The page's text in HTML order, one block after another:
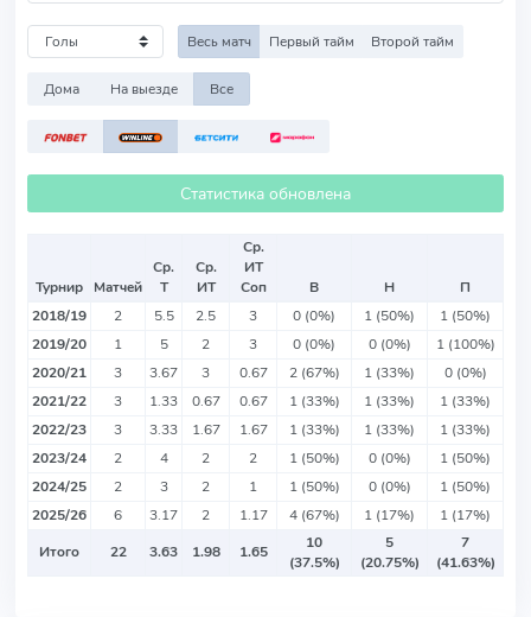
Весь матч Первый тайм Второй тайм
Дома На выезде Все
Статистика обновлена
Турнир Матчей
Ср.
Т
Ср.
ИТ
Ср.
ИТ
Соп
В Н
П
2018/19
2 5.5 2.5 3 0 (0%) 1 (50%)
1 (50%)
2019/20
1 5 2 3 0 (0%) 0 (0%)
1 (100%)
2020/21
3 3.67 3 0.67 2 (67%) 1 (33%)
0 (0%)
2021/22
3 1.33 0.67 0.67 1 (33%) 1 (33%)
1 (33%)
2022/23
3 3.33 1.67 1.67 1 (33%) 1 (33%)
1 (33%)
2023/24
2 4 2 2 1 (50%) 0 (0%)
1 (50%)
2024/25
2 3 2 1 1 (50%) 0 (0%)
1 (50%)
2025/26
6 3.17 2 1.17 4 (67%) 1 (17%)
1 (17%)
Итого
22 3.63 1.98 1.65
10
(37.5%)
5
(20.75%)
7
(41.63%)